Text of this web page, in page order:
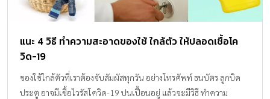
แนะ 4 วิธี ทำความสะอาดของใช้ ใกล้ตัว ให้ปลอดเชื้อโค
วิด-19
ของใช้ใกล้ตัวที่เราต้องจับสัมผัสทุกวัน อย่างโทรศัพท์ ธนบัตร ลูกบิด
ประตู อาจมีเชื้อไวรัสโควิด-19 ปนเปื้อนอยู่ แล้วจะมีวิธี ทำความ